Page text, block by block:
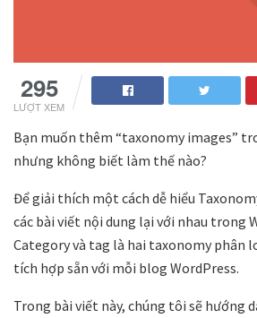
295
LƯỢT XEM
Bạn muốn thêm “taxonomy images”
nhưng không biết làm thế nào?
Để giải thích một cách dễ hiểu
các bài viết nội dung lại với nhau trong
Category và tag là hai taxonomy phân
tích hợp sẵn với mỗi blog WordPress.
Trong bài viết này, chúng tôi sẽ hướng